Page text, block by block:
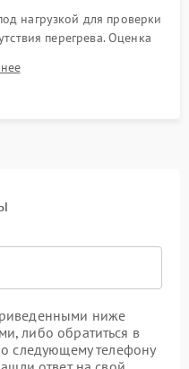
нагрузкой для проверки
перегрева. Оценка
на тестовых
видеовходов и кнопок
ниже
либо обратиться в
следующему телефону